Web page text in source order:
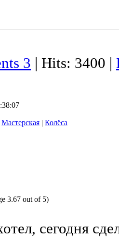
3 | Hits: 3400 |
Мастерская | Колёса
3.67 out of 5)
сегодня